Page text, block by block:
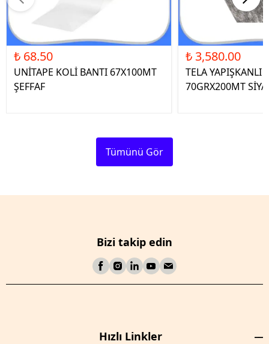
₺ 68.50
UNİTAPE KOLİ BANTI 67X100MT
ŞEFFAF
₺ 3,580.00
TELA YAPIŞKANLI
70GRX200MT
Tümünü Gör
Bizi takip edin
Hızlı Linkler